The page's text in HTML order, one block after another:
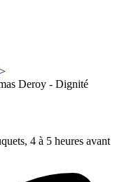
Deroy - Dignité
4 à 5 heures avant